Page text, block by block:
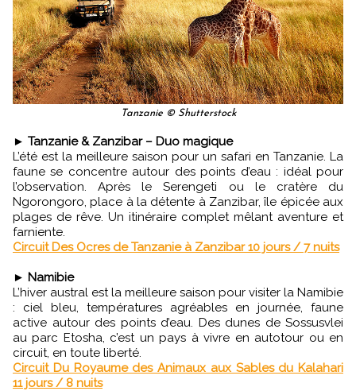
Tanzanie © Shutterstock
Tanzanie & Zanzibar – Duo magique
L’été est la meilleure saison pour un safari en Tanzanie. La
faune se concentre autour des points d’eau : idéal pour
l’observation. Après le Serengeti ou le cratère du
Ngorongoro, place à la détente à Zanzibar, île épicée aux
plages de rêve. Un itinéraire complet mêlant aventure et
farniente.
Circuit Des Ocres de Tanzanie à Zanzibar 10 jours / 7 nuits
► Namibie
L’hiver austral est la meilleure saison pour visiter la Namibie
: ciel bleu, températures agréables en journée, faune
active autour des points d’eau. Des dunes de Sossusvlei
au parc Etosha, c’est un pays à vivre en autotour ou en
circuit, en toute liberté.
Circuit Du Royaume des Animaux aux Sables du Kalahari
11 jours / 8 nuits